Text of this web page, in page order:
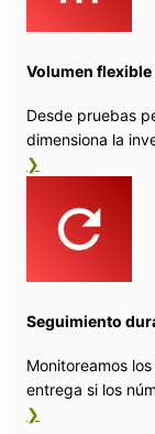
Volumen
Desde pruebas
dimensiona la
❯
Seguimiento
Monitoreamos
entrega si los
❯